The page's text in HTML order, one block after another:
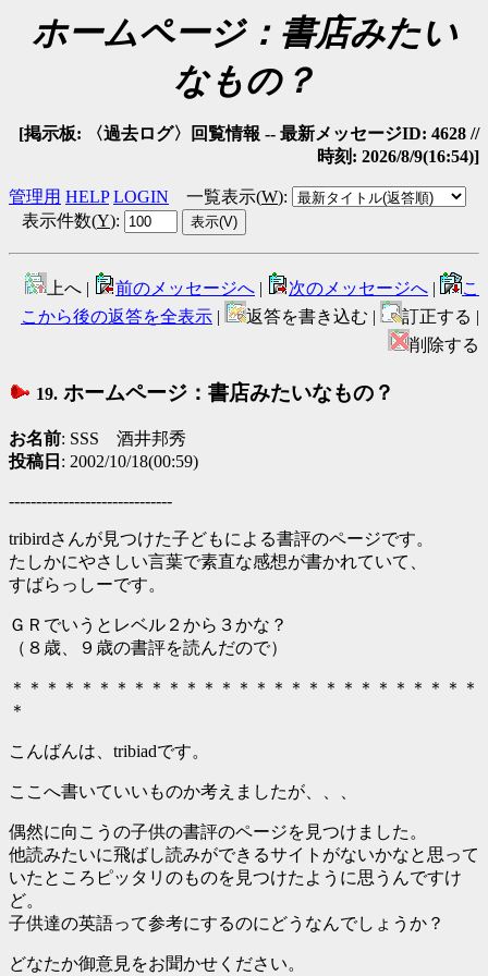
ホームページ：書店みたい
なもの？
[掲示板: 〈過去ログ〉回覧情報 -- 最新メッセージID: 4628 //
時刻: 2026/8/9(16:54)]
管理用 HELP LOGIN 一覧表示(W):
表示件数(Y):
上へ | 前のメッセージへ | 次のメッセージへ |
こ
こから後の返答を全表示 | 返答を書き込む |
訂正する |
削除する
19. ホームページ：書店みたいなもの？
お名前: SSS 酒井邦秀
投稿日 : 2002/10/18(00:59)
------------------------------
tribirdさんが見つけた子どもによる書評のページです。
たしかにやさしい言葉で素直な感想が書かれていて、
すばらっしーです。
ＧＲでいうとレベル２から３かな？
（８歳、９歳の書評を読んだので）
＊＊＊＊＊＊＊＊＊＊＊＊＊＊＊＊＊＊＊＊＊＊＊＊＊＊＊
＊
こんばんは、tribiadです。
ここへ書いていいものか考えましたが、、、
偶然に向こうの子供の書評のページを見つけました。
他読みたいに飛ばし読みができるサイトがないかなと思って
いたところピッタリのものを見つけたように思うんですけ
ど。
子供達の英語って参考にするのにどうなんでしょうか？
どなたか御意見をお聞かせください。